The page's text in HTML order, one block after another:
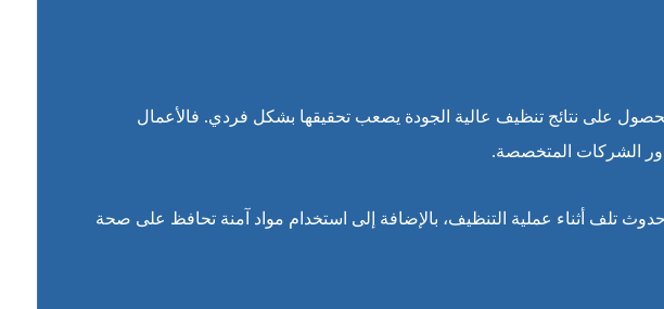
على نتائج تنظيف عالية الجودة يصعب تحقيقها بشكل فردي. فالأعمال
دور الشركات المتخصصة.
تلف أثناء عملية التنظيف، بالإضافة إلى استخدام مواد آمنة تحافظ على صحة